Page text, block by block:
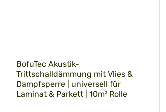
BofuTec Akustik-
Trittschalldämmung mit Vlies &
Dampfsperre | universell für
Laminat & Parkett | 10m² Rolle